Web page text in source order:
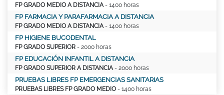
FP GRADO MEDIO A DISTANCIA - 1400 horas
FP FARMACIA Y PARAFARMACIA A DISTANCIA
FP GRADO MEDIO A DISTANCIA - 1400 horas
FP HIGIENE BUCODENTAL
FP GRADO SUPERIOR - 2000 horas
FP EDUCACIÓN INFANTIL A DISTANCIA
FP GRADO SUPERIOR A DISTANCIA - 2000 horas
PRUEBAS LIBRES FP EMERGENCIAS SANITARIAS
PRUEBAS LIBRES FP GRADO MEDIO - 1400 horas